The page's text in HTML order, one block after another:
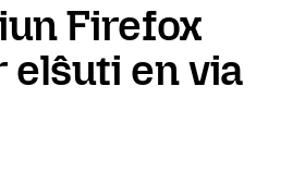
Firefox
elŝuti en via